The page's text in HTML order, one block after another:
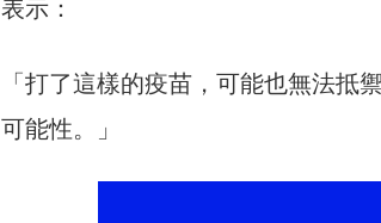
表示：
「打了這樣的疫苗，可能也無法抵
可能性。」